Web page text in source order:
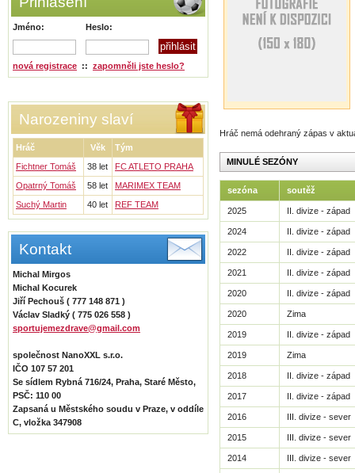
Jméno: Heslo:
nová registrace :: zapomněli jste heslo?
Narozeniny slaví
Hráč Věk
Tým
Fichtner Tomáš
38 let
FC ATLETO PRAHA
Opatrný Tomáš
58 let
MARIMEX TEAM
Suchý Martin
40 let REF TEAM
Kontakt
Michal Mirgos
Michal Kocurek
Jiří Pechouš ( 777 148 871 )
Václav Sladký ( 775 026 558 )
sportujemezdrave@gmail.com
společnost NanoXXL s.r.o.
IČO 107 57 201
Se sídlem Rybná 716/24, Praha, Staré Město,
PSČ: 110 00
Zapsaná u Městského soudu v Praze, v oddíle
C, vložka 347908
Hráč nemá odehraný zápas v
MINULÉ SEZÓNY
sezóna soutěž
2025 II. divize - západ
2024 II. divize - západ
2022 II. divize - západ
2021 II. divize - západ
2020 II. divize - západ
2020 Zima
2019 II. divize - západ
2019 Zima
2018 II. divize - západ
2017 II. divize - západ
2016 III. divize - sever
2015 III. divize - sever
2014 III. divize - sever